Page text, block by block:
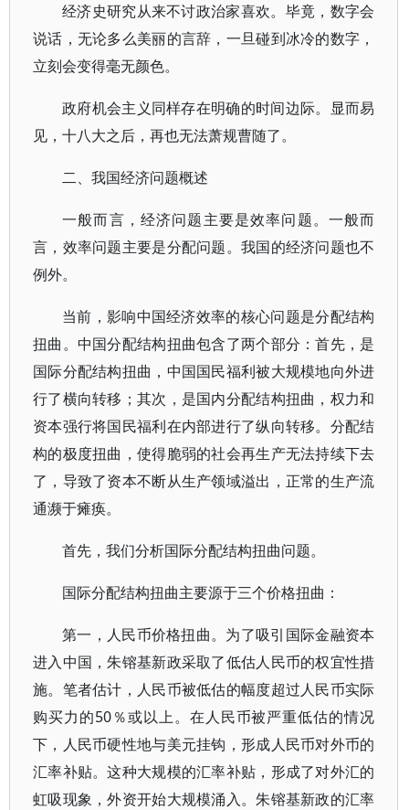
经济史研究从来不讨政治家喜欢。毕竟，数字会
说话，无论多么美丽的言辞，一旦碰到冰冷的数字，
立刻会变得毫无颜色。
政府机会主义同样存在明确的时间边际。显而易
见，十八大之后，再也无法萧规曹随了。
二、我国经济问题概述
一般而言，经济问题主要是效率问题。一般而
言，效率问题主要是分配问题。我国的经济问题也不
例外。
当前，影响中国经济效率的核心问题是分配结构
扭曲。中国分配结构扭曲包含了两个部分：首先，是
国际分配结构扭曲，中国国民福利被大规模地向外进
行了横向转移；其次，是国内分配结构扭曲，权力和
资本强行将国民福利在内部进行了纵向转移。分配结
构的极度扭曲，使得脆弱的社会再生产无法持续下去
了，导致了资本不断从生产领域溢出，正常的生产流
通濒于瘫痪。
首先，我们分析国际分配结构扭曲问题。
国际分配结构扭曲主要源于三个价格扭曲：
第一，人民币价格扭曲。为了吸引国际金融资本
进入中国，朱镕基新政采取了低估人民币的权宜性措
施。笔者估计，人民币被低估的幅度超过人民币实际
购买力的50％或以上。在人民币被严重低估的情况
下，人民币硬性地与美元挂钩，形成人民币对外币的
汇率补贴。这种大规模的汇率补贴，形成了对外汇的
虹吸现象，外资开始大规模涌入。朱镕基新政的汇率